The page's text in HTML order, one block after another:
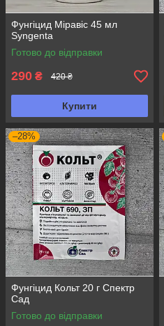
Фунгіцид Міравіс 45 мл
Syngenta
Готово до відправки
290 ₴ 420 ₴
Купити
–28%
Фунгіцид Кольт 20 г Спектр
Сад
Готово до відправки